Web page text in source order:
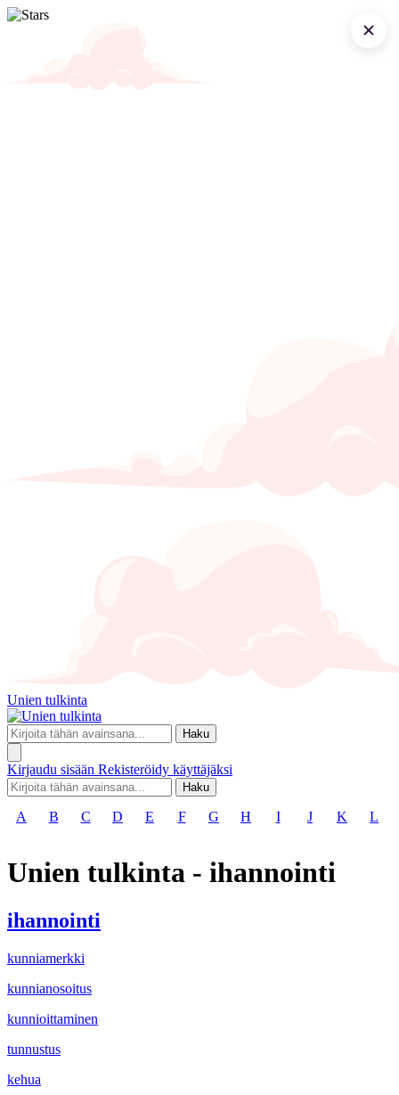
Unien tulkinta
Haku
Kirjaudu sisään Rekisteröidy käyttäjäksi
Haku
A B C D E F G H I J K L
Unien tulkinta - ihannointi
ihannointi
kunniamerkki
kunnianosoitus
kunnioittaminen
tunnustus
kehua